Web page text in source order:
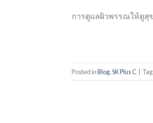
การดูแลผิวพรรณให้ดูสุ
Posted inBlog,SK Plus C